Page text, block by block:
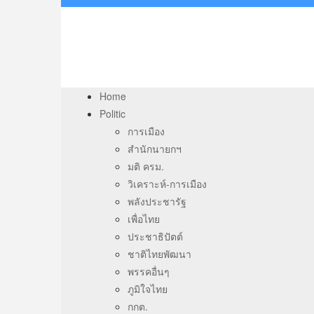
Home
Politic
การเมือง
สำนักนายกฯ
มติ ครม.
วิเคราะห์-การเมือง
พลังประชารัฐ
เพื่อไทย
ประชาธิปัตต์
ชาติไทยพัฒนา
พรรคอื่นๆ
ภูมิใจไทย
กกต.